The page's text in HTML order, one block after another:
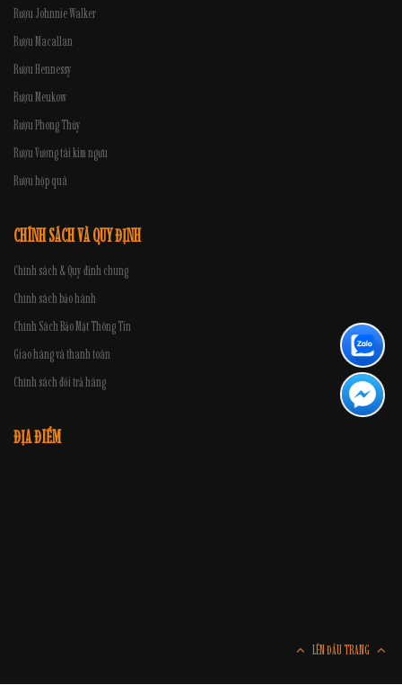
LÊN ĐẦU TRANG
Rượu Johnnie Walker
Rượu Macallan
Rượu Hennessy
Rượu Meukow
Rượu Phong Thủy
Rượu Vương tài kim ngưu
Rượu hộp quà
CHÍNH SÁCH VÀ QUY ĐỊNH
Chính sách & Quy định chung
Chính sách bảo hành
Chính Sách Bảo Mật Thông Tin
Giao hàng và thanh toán
Chính sách đổi trả hàng
ĐỊA ĐIỂM